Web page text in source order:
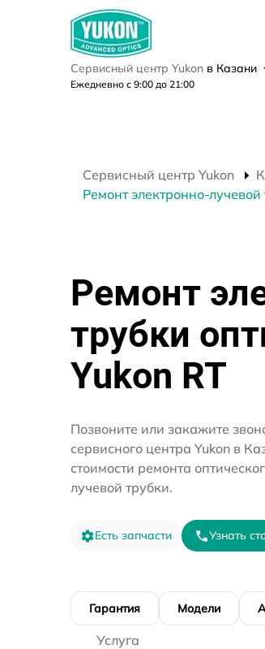
Сервисный центр Yukon в Казани
Ежедневно с 9:00 до 21:00
Сервисный центр Yukon
Ремонт электронно-
Ремонт
трубки
Yukon RT
Позвоните или закажите
сервисного центра Yukon в
стоимости ремонта
лучевой трубки.
Есть запчасти Узнать
Гарантия Модели
Услуга